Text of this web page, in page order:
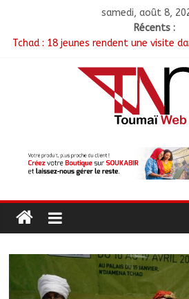
samedi, août 8,
Récents :
Tchad : 18 jeunes rendent une visite
TCHAD/FMM/CBLT : Le Général
commandant en second
Moyen-Chari : Lancement de la
la politique nationale de DDR
Borkou : Recrudescence des